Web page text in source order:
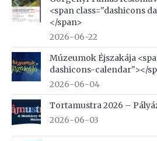
<span class="dashicons
</span>
2026-06-22
Múzeumok Éjszakája
dashicons-calendar"></
2026-06-04
Tortamustra 2026 –
2026-06-03